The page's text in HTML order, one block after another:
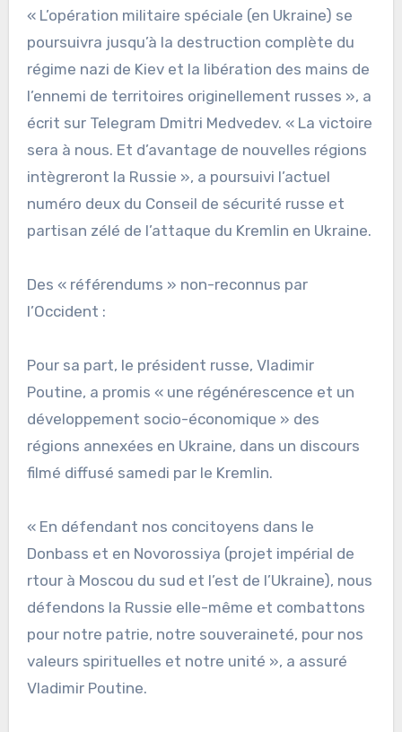
« L’opération militaire spéciale (en Ukraine) se
poursuivra jusqu’à la destruction complète du
régime nazi de Kiev et la libération des mains de
l’ennemi de territoires originellement russes », a
écrit sur Telegram Dmitri Medvedev. « La victoire
sera à nous. Et d’avantage de nouvelles régions
intègreront la Russie », a poursuivi l’actuel
numéro deux du Conseil de sécurité russe et
partisan zélé de l’attaque du Kremlin en Ukraine.
Des « référendums » non-reconnus par
l’Occident :
Pour sa part, le président russe, Vladimir
Poutine, a promis « une régénérescence et un
développement socio-économique » des
régions annexées en Ukraine, dans un discours
filmé diffusé samedi par le Kremlin.
« En défendant nos concitoyens dans le
Donbass et en Novorossiya (projet impérial de
rtour à Moscou du sud et l’est de l’Ukraine), nous
défendons la Russie elle-même et combattons
pour notre patrie, notre souveraineté, pour nos
valeurs spirituelles et notre unité », a assuré
Vladimir Poutine.